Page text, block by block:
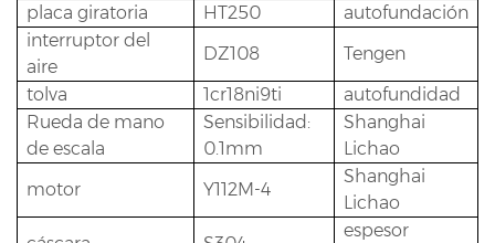
placa giratoria
HT250
autofundación
interruptor del
aire
DZ108
Tengen
tolva
1cr18ni9ti
autofundidad
Rueda de mano
de escala
Sensibilidad:
0.1mm
Shanghai
Lichao
motor
Y112M-4
Shanghai
Lichao
espesor